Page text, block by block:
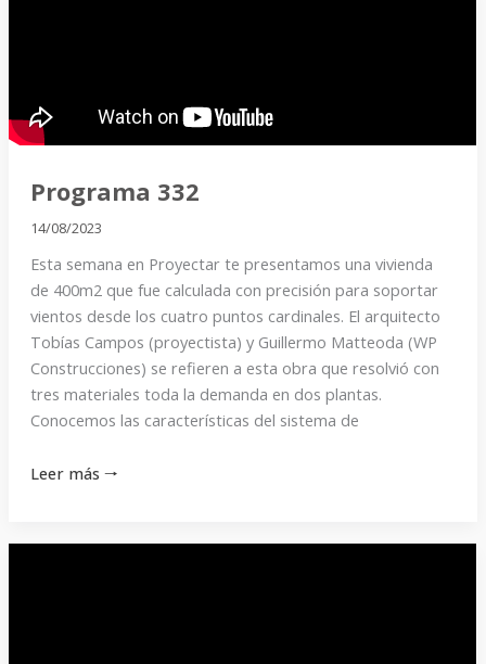
Programa 332
14/08/2023
Esta semana en Proyectar te presentamos una vivienda
de 400m2 que fue calculada con precisión para soportar
vientos desde los cuatro puntos cardinales. El arquitecto
Tobías Campos (proyectista) y Guillermo Matteoda (WP
Construcciones) se refieren a esta obra que resolvió con
tres materiales toda la demanda en dos plantas.
Conocemos las características del sistema de
Leer más 🠒